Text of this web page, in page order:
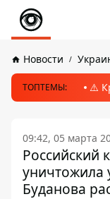
Новости
ТОПТЕМЫ: ⚠️
09:42, 05 марта
Российский
уничтожила
Буданова